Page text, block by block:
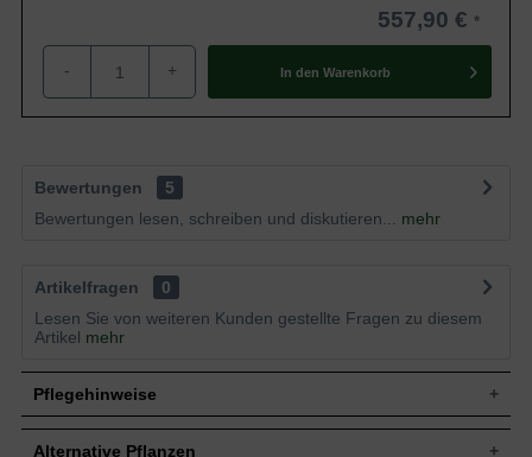
557,90 €
- + In den Warenkorb
Bewertungen
5
Bewertungen lesen, schreiben und diskutieren...
mehr
Artikelfragen
0
Lesen Sie von weiteren Kunden gestellte Fragen zu diesem
Artikel mehr
Pflegehinweise
Alternative Pflanzen